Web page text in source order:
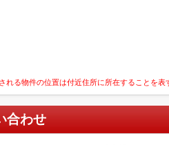
れる物件の位置は付近住所に所在することを表
合わせ